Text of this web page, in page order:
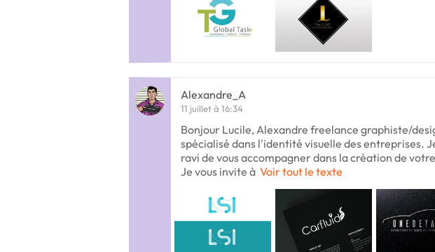
Alexandre_A
11 juillet à 16:34
Bonjour Lucile, Alexandre freelance graphiste/
spécialisé dans l'identité visuelle des entreprises.
ravi de vous accompagner dans la création de
Je vous invite à Voir tout le texte